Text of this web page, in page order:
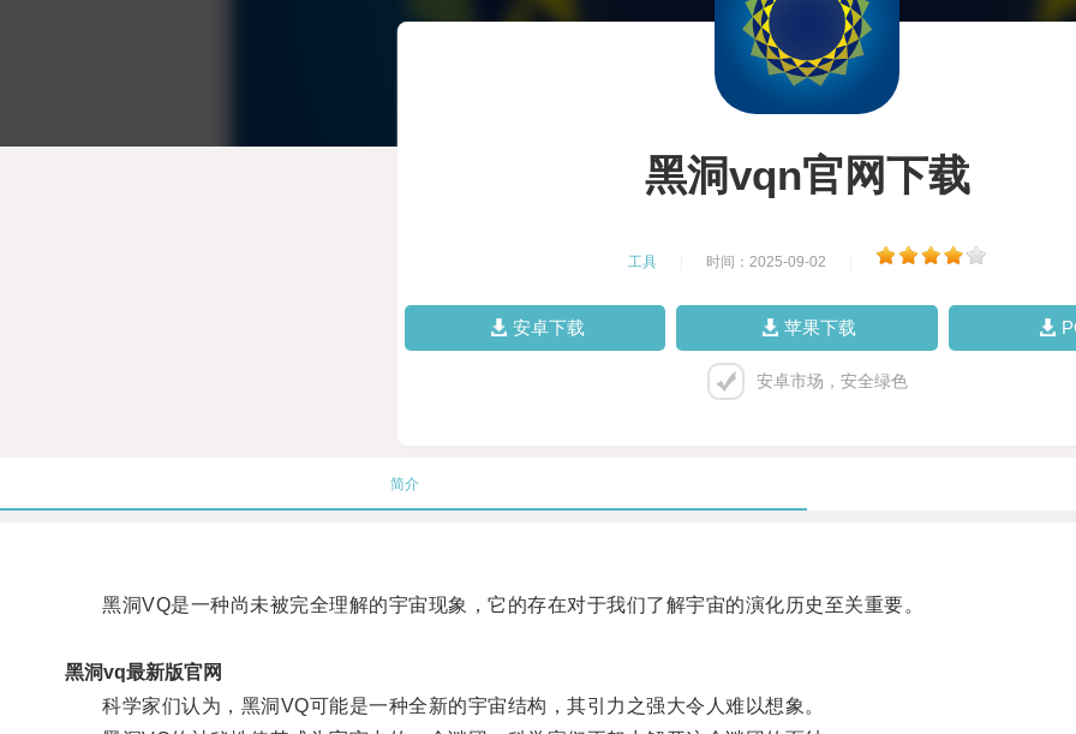
黑洞vqn官网下载
工具 时间：2025-09-02
安卓下载 苹果下载
安卓市场，安全绿色
简介
黑洞VQ是一种尚未被完全理解的宇宙现象，它的存在对于我们了解宇宙的演化历史至关重要。
黑洞vq最新版官网
科学家们认为，黑洞VQ可能是一种全新的宇宙结构，其引力之强大令人难以想象。